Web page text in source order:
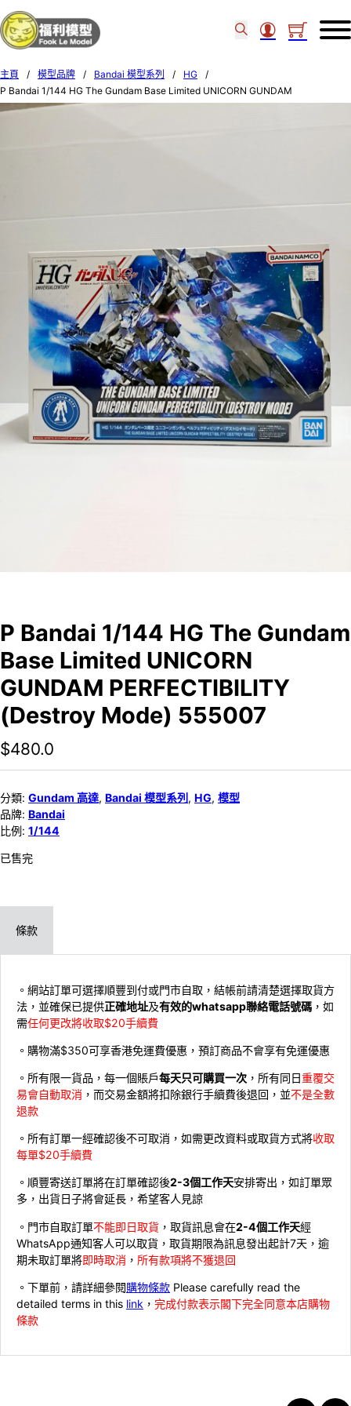
主頁 / 模型品牌 / Bandai 模型系列 / HG
/
P Bandai 1/144 HG The Gundam Base Limited UNICORN GUNDAM
PERFECTIBILITY (Destroy Mode) 555007
P Bandai 1/144 HG The Gundam
Base Limited UNICORN
GUNDAM PERFECTIBILITY
(Destroy Mode) 555007
$480.0
分類: Gundam 高達, Bandai 模型系列 , HG, 模型
品牌: Bandai
比例: 1/144
已售完
條款
。網站訂單可選擇順豐到付或門市自取，結帳前請清楚選擇取貨方
法，並確保已提供正確地址及有效的whatsapp聯絡電話號碼 ，如
需任何更改將收取$20手續費
。購物滿$350可享香港免運費優惠，預訂商品不會享有免運優惠
。所有限一貨品，每一個賬戶每天只可購買一次 ，所有同日重覆交
易會自動取消 ，而交易金額將扣除銀行手續費後退回，並不是全數
退款
。所有訂單一經確認後不可取消，如需更改資料或取貨方式將收取
每單$20手續費
。順豐寄送訂單將在訂單確認後2-3個工作天安排寄出，如訂單眾
多，出貨日子將會延長，希望客人見諒
。門市自取訂單不能即日取貨 ，取貨訊息會在2-4個工作天經
WhatsApp通知客人可以取貨，取貨期限為訊息發出起計7天，逾
期未取訂單將即時取消 ， 所有款項將不獲退回
。下單前，請詳細參閱購物條款 Please carefully read the
detailed terms in this link ， 完成付款表示閣下完全同意本店購物
條款